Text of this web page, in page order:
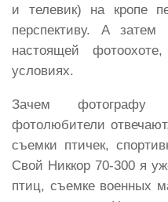
и телевик) на кропе
перспективу. А
настоящей
условиях.
Зачем фотографу
фотолюбители
съемки птичек,
Свой Никкор 70-300 я
птиц, съемке военных